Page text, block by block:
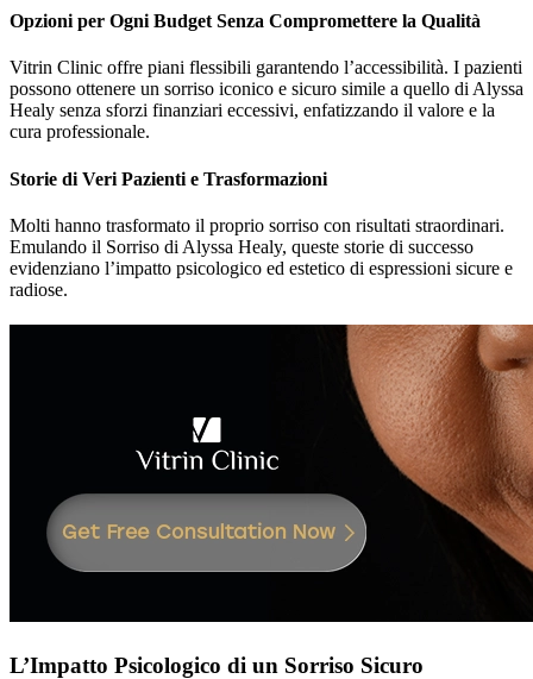
Opzioni per Ogni Budget Senza Compromettere la Qualità
Vitrin Clinic offre piani flessibili garantendo l’accessibilità. I pazienti
possono ottenere un sorriso iconico e sicuro simile a quello di Alyssa
Healy senza sforzi finanziari eccessivi, enfatizzando il valore e la
cura professionale.
Storie di Veri Pazienti e Trasformazioni
Molti hanno trasformato il proprio sorriso con risultati straordinari.
Emulando il Sorriso di Alyssa Healy, queste storie di successo
evidenziano l’impatto psicologico ed estetico di espressioni sicure e
radiose.
L’Impatto Psicologico di un Sorriso Sicuro